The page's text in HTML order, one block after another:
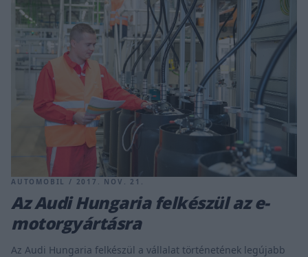
AUTOMOBIL / 2017. NOV. 21.
Az Audi Hungaria felkészül az e-
motorgyártásra
Az Audi Hungaria felkészül a vállalat történetének legújabb